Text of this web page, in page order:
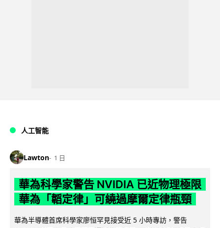
人工智能
Lawton 1 日
華為科學家警告 NVIDIA 已近物理極限
華為「韜定律」可繞過摩爾定律瓶頸
華為半導體首席科學家廖恒罕見接受近 5 小時專訪，警告